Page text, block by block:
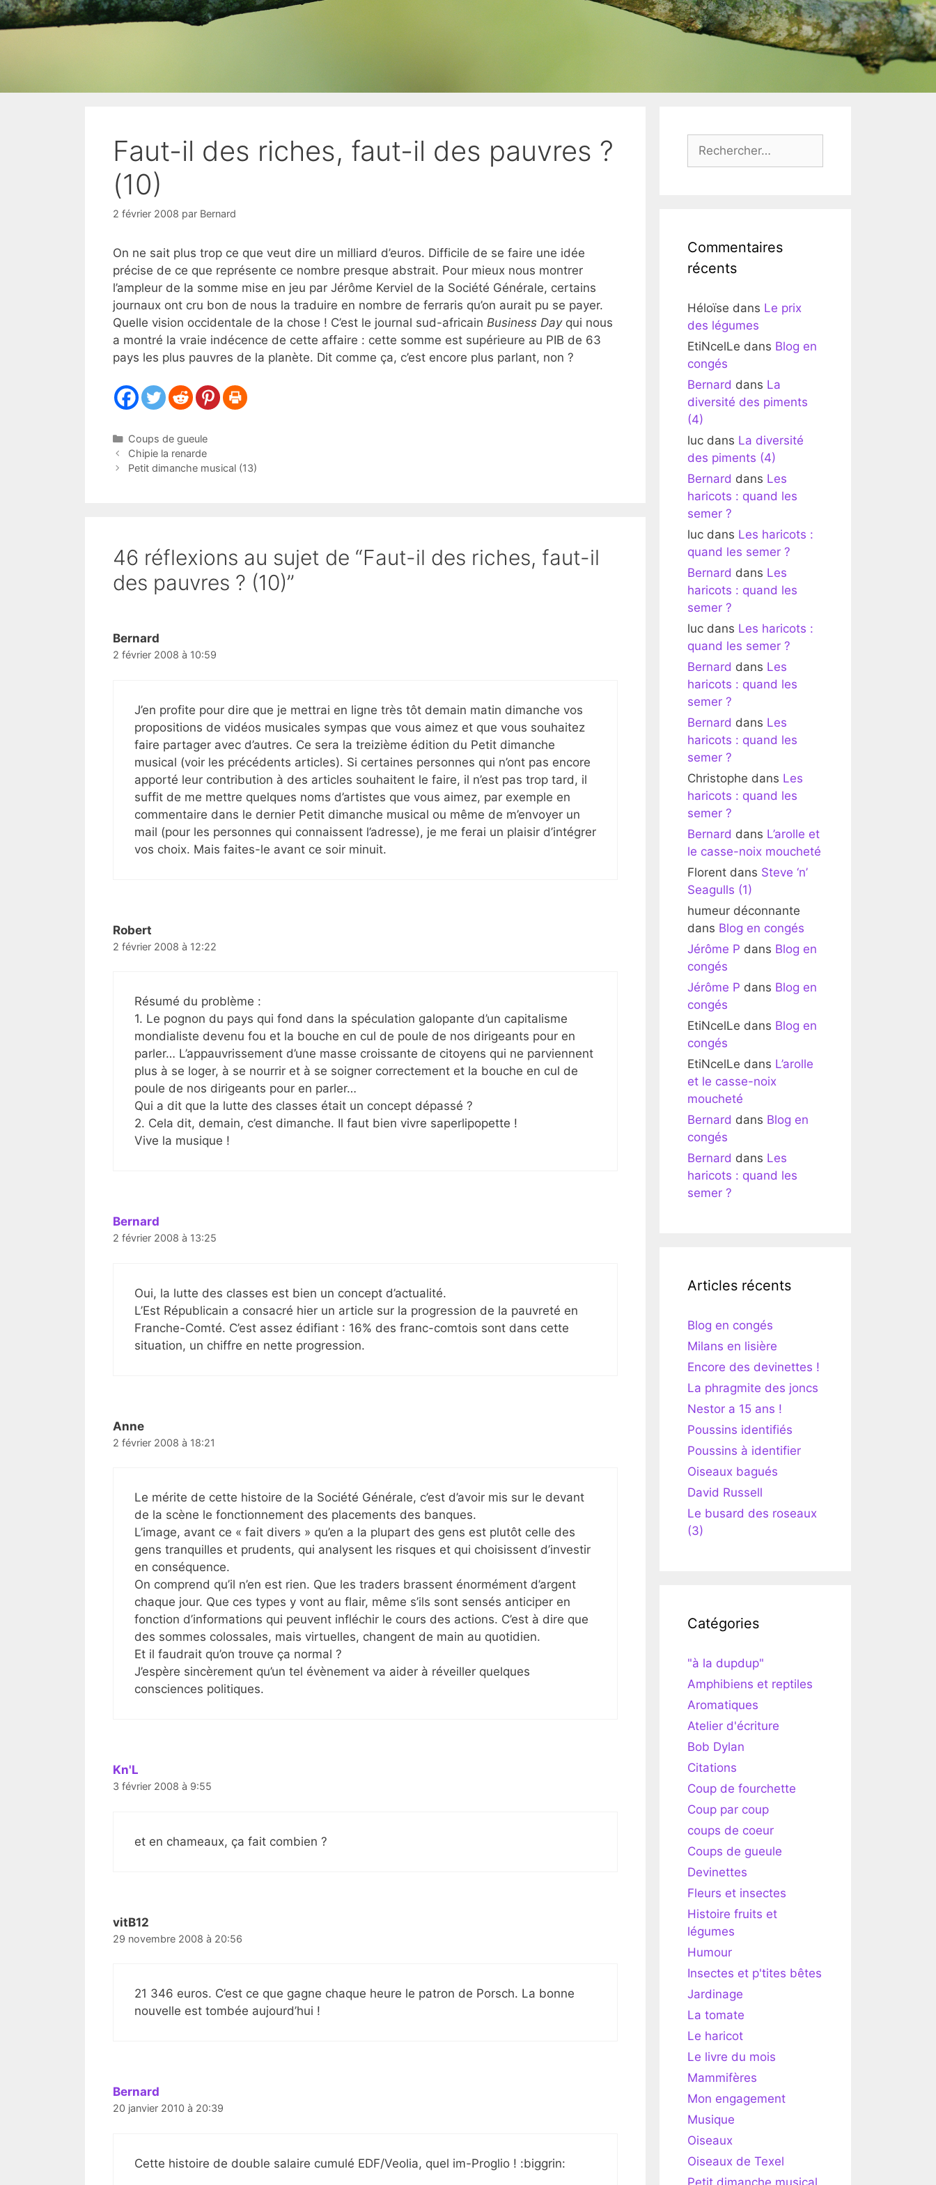
Faut-il des riches, faut-il des pauvres ?
(10)
2 février 2008 par Bernard
On ne sait plus trop ce que veut dire un milliard d’euros. Difficile de se faire une idée
précise de ce que représente ce nombre presque abstrait. Pour mieux nous montrer
l’ampleur de la somme mise en jeu par Jérôme Kerviel de la Société Générale, certains
journaux ont cru bon de nous la traduire en nombre de ferraris qu’on aurait pu se payer.
Quelle vision occidentale de la chose ! C’est le journal sud-africain Business Dayqui nous
a montré la vraie indécence de cette affaire : cette somme est supérieure au PIB de 63
pays les plus pauvres de la planète. Dit comme ça, c’est encore plus parlant, non ?
Catégories
Coups de gueule
Chipie la renarde
Petit dimanche musical (13)
46 réflexions au sujet de “Faut-il des riches, faut-il
des pauvres ? (10)”
Bernard
2 février 2008 à 10:59
J’en profite pour dire que je mettrai en ligne très tôt demain matin dimanche vos
propositions de vidéos musicales sympas que vous aimez et que vous souhaitez
faire partager avec d’autres. Ce sera la treizième édition du Petit dimanche
musical (voir les précédents articles). Si certaines personnes qui n’ont pas encore
apporté leur contribution à des articles souhaitent le faire, il n’est pas trop tard, il
suffit de me mettre quelques noms d’artistes que vous aimez, par exemple en
commentaire dans le dernier Petit dimanche musical ou même de m’envoyer un
mail (pour les personnes qui connaissent l’adresse), je me ferai un plaisir d’intégrer
vos choix. Mais faites-le avant ce soir minuit.
Robert
2 février 2008 à 12:22
Résumé du problème :
1. Le pognon du pays qui fond dans la spéculation galopante d’un capitalisme
mondialiste devenu fou et la bouche en cul de poule de nos dirigeants pour en
parler… L’appauvrissement d’une masse croissante de citoyens qui ne parviennent
plus à se loger, à se nourrir et à se soigner correctement et la bouche en cul de
poule de nos dirigeants pour en parler…
Qui a dit que la lutte des classes était un concept dépassé ?
2. Cela dit, demain, c’est dimanche. Il faut bien vivre saperlipopette !
Vive la musique !
Bernard
2 février 2008 à 13:25
Oui, la lutte des classes est bien un concept d’actualité.
L’Est Républicain a consacré hier un article sur la progression de la pauvreté en
Franche-Comté. C’est assez édifiant : 16% des franc-comtois sont dans cette
situation, un chiffre en nette progression.
Anne
2 février 2008 à 18:21
Le mérite de cette histoire de la Société Générale, c’est d’avoir mis sur le devant
de la scène le fonctionnement des placements des banques.
L’image, avant ce « fait divers » qu’en a la plupart des gens est plutôt celle des
gens tranquilles et prudents, qui analysent les risques et qui choisissent d’investir
en conséquence.
On comprend qu’il n’en est rien. Que les traders brassent énormément d’argent
chaque jour. Que ces types y vont au flair, même s’ils sont sensés anticiper en
fonction d’informations qui peuvent infléchir le cours des actions. C’est à dire que
des sommes colossales, mais virtuelles, changent de main au quotidien.
Et il faudrait qu’on trouve ça normal ?
J’espère sincèrement qu’un tel évènement va aider à réveiller quelques
consciences politiques.
Kn'L
3 février 2008 à 9:55
et en chameaux, ça fait combien ?
vitB12
29 novembre 2008 à 20:56
21 346 euros. C’est ce que gagne chaque heure le patron de Porsch. La bonne
nouvelle est tombée aujourd’hui !
Bernard
20 janvier 2010 à 20:39
Cette histoire de double salaire cumulé EDF/Veolia, quel im-Proglio ! :biggrin:
Commentaires
récents
Héloïse dans Le prix
des légumes
EtiNcelLe dans Blog en
congés
Bernard dans La
diversité des piments
(4)
luc dans La diversité
des piments (4)
Bernard dans Les
haricots : quand les
semer ?
luc dans Les haricots :
quand les semer ?
Bernard dans Les
haricots : quand les
semer ?
luc dans Les haricots :
quand les semer ?
Bernard dans Les
haricots : quand les
semer ?
Bernard dans Les
haricots : quand les
semer ?
Christophe dans Les
haricots : quand les
semer ?
Bernard dans L’arolle et
le casse-noix moucheté
Florent dans Steve ‘n’
Seagulls (1)
humeur déconnante
dans Blog en congés
Jérôme P dans Blog en
congés
Jérôme P dans Blog en
congés
EtiNcelLe dans Blog en
congés
EtiNcelLe dans L’arolle
et le casse-noix
moucheté
Bernard dans Blog en
congés
Bernard dans Les
haricots : quand les
semer ?
Articles récents
Blog en congés
Milans en lisière
Encore des devinettes !
La phragmite des joncs
Nestor a 15 ans !
Poussins identifiés
Poussins à identifier
Oiseaux bagués
David Russell
Le busard des roseaux
(3)
Catégories
"à la dupdup"
Amphibiens et reptiles
Aromatiques
Atelier d'écriture
Bob Dylan
Citations
Coup de fourchette
Coup par coup
coups de coeur
Coups de gueule
Devinettes
Fleurs et insectes
Histoire fruits et
légumes
Humour
Insectes et p'tites bêtes
Jardinage
La tomate
Le haricot
Le livre du mois
Mammifères
Mon engagement
Musique
Oiseaux
Oiseaux de Texel
Petit dimanche musical